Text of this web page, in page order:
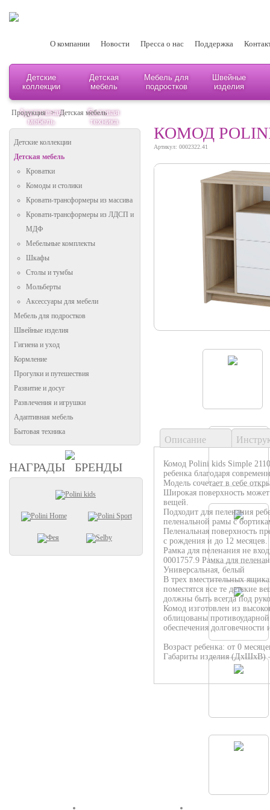
О компании Новости Пресса о нас Поддержка
Детские
коллекции
Детская
мебель
Мебель для
подростков
Швейные
изделия
Адаптивная
мебель
Бытовая
техника
Продукция > Детская мебель
Детские коллекции
Детская мебель
Кроватки
Комоды и столики
Кровати-трансформеры из массива
Кровати-трансформеры из ЛДСП и
МДФ
Мебельные комплекты
Шкафы
Столы и тумбы
Мольберты
Аксессуары для мебели
Мебель для подростков
Швейные изделия
Гигиена и уход
Кормление
Прогулки и путешествия
Развитие и досуг
Развлечения и игрушки
Адаптивная мебель
Бытовая техника
НАГРАДЫ БРЕНДЫ
КОМОД
Артикул: 0002322.41
Описание
Комод Polini kids Simple
ребенка благодаря
Модель сочетает в себе
Широкая поверхность может
вещей.
Подходит для пеленания
пеленальной рамы с
Пеленальная поверхность
с рождения и до 12 месяцев.
Рамка для пеленания не
0001757.9 Рамка для
Универсальная, белый
В трех вместительных
поместятся все те детские
должны быть всегда под
Комод изготовлен из
облицованы
обеспечения долговечности
Возраст ребенка: от 0
Габариты изделия (ДхШхВ)